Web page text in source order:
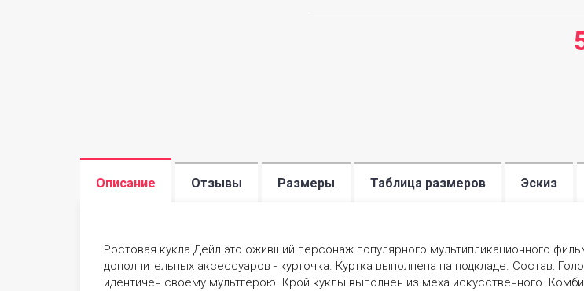
Описание Отзывы Размеры Таблица размеров Эскиз
Ростовая кукла Дейл это оживший персонаж популярного мультипликационного
дополнительных аксессуаров - курточка. Куртка выполнена на подкладе. Состав:
идентичен своему мультгерою. Крой куклы выполнен из меха искусственного.